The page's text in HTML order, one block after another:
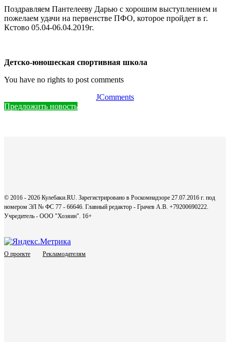
Поздравляем Пантелееву Дарью с хорошим выступлением и
пожелаем удачи на первенстве ПФО, которое пройдет в г.
Кстово 05.04-06.04.2019г.
Детско-юношеская спортивная школа
You have no rights to post comments
JComments
Предложить новость
© 2016 - 2026 Кулебаки.RU. Зарегистрировано в Роскомнадзоре 27.07.2016 г. под
номером ЭЛ № ФС 77 - 66646. Главный редактор - Грачев А.В. +79200690222.
Учредитель - ООО "Хозяин". 16+
О проекте Рекламодателям